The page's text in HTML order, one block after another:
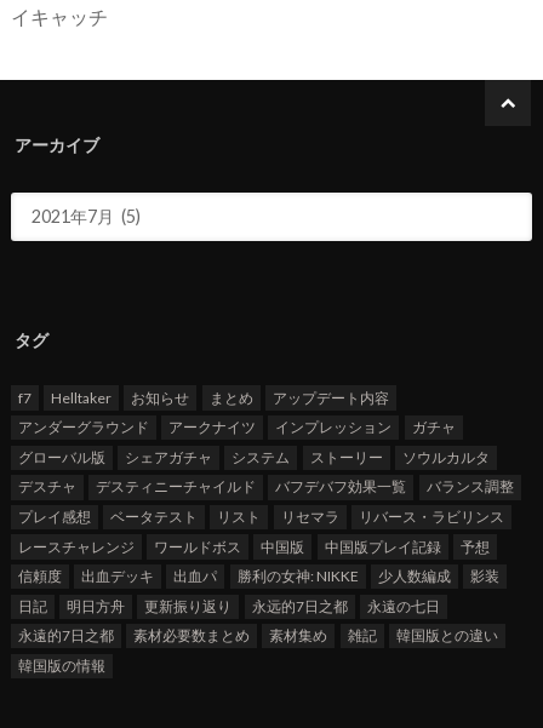
アーカイブ
タグ
f7 Helltaker お知らせ まとめ
アップデート内容
アンダーグラウンド
アークナイツ インプレッション
ガチャ
グローバル版
シェアガチャ システム ストーリー
ソウルカルタ
デスチャ
デスティニーチャイルド バフデバフ効果一覧
バランス調整
プレイ感想
ベータテスト リスト リセマラ
リバース・ラビリンス
レースチャレンジ
ワールドボス 中国版 中国版プレイ記録
予想
信頼度
出血デッキ 出血パ 勝利の女神: NIKKE 少人数編成
影装
日記
明日方舟 更新振り返り 永远的7日之都
永遠の七日
永遠的7日之都
素材必要数まとめ 素材集め 雑記
韓国版との違い
韓国版の情報